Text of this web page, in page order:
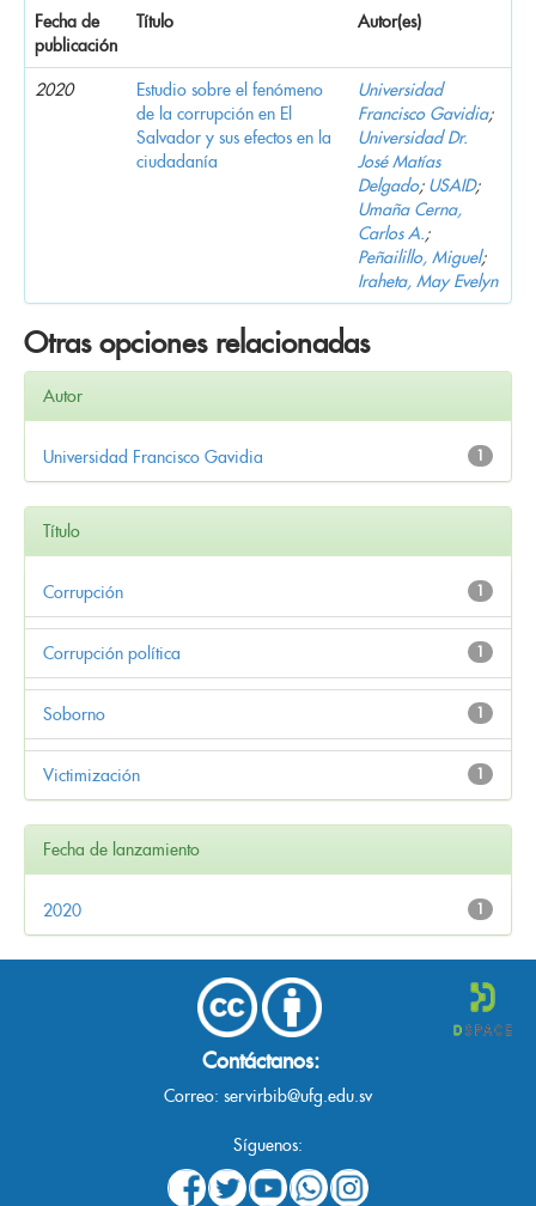
Fecha de
publicación
Título Autor(es)
2020
Estudio sobre el fenómeno
de la corrupción en El
Salvador y sus efectos en la
ciudadanía
Universidad
Francisco Gavidia;
Universidad Dr.
José Matías
Delgado; USAID;
Umaña Cerna,
Carlos A.;
Peñailillo, Miguel;
Iraheta, May Evelyn
Otras opciones relacionadas
Autor
1
Universidad Francisco Gavidia
Título
1
Corrupción
1
Corrupción política
1
Soborno
1
Victimización
Fecha de lanzamiento
1
2020
Contáctanos:
Correo: servirbib@ufg.edu.sv
Síguenos: